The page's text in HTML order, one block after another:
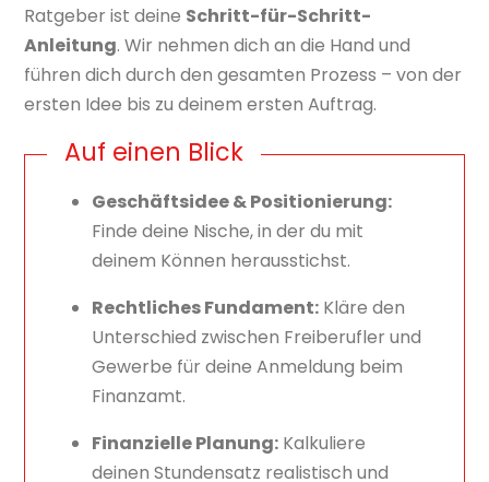
Ratgeber ist deine Schritt-für-Schritt-
Anleitung. Wir nehmen dich an die Hand und
führen dich durch den gesamten Prozess – von der
ersten Idee bis zu deinem ersten Auftrag.
Auf einen Blick
Geschäftsidee & Positionierung:
Finde deine Nische, in der du mit
deinem Können herausstichst.
Rechtliches Fundament: Kläre den
Unterschied zwischen Freiberufler und
Gewerbe für deine Anmeldung beim
Finanzamt.
Finanzielle Planung: Kalkuliere
deinen Stundensatz realistisch und